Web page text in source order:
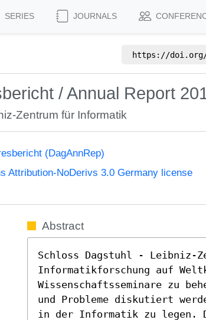
SERIES JOURNALS
https://
/ Annual Report
Zentrum für Informatik
(DagAnnRep)
Attribution-NoDerivs 3.0 Germany license
Abstract
Schloss Dagstuhl -
Informatikforschung auf
Wissenschaftsseminare zu
und Probleme diskutiert
in der Informatik zu legen.